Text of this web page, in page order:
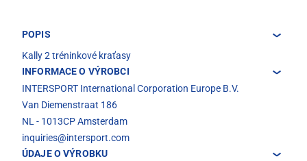
POPIS
Kally 2 tréninkové kraťasy
INFORMACE O VÝROBCI
INTERSPORT International Corporation Europe B.V.
Van Diemenstraat 186
NL - 1013CP Amsterdam
inquiries@intersport.com
ÚDAJE O VÝROBKU